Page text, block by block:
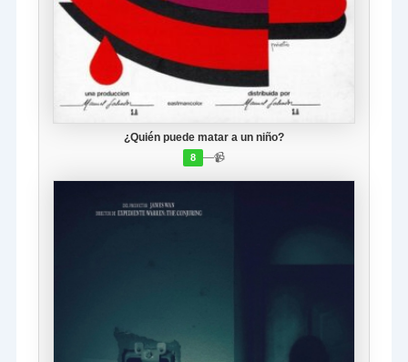
¿Quién puede matar a un niño?
8 —📹